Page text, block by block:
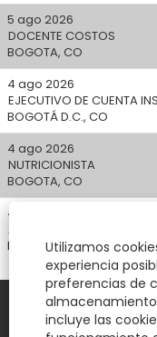
Utilizamos
experiencia
preferencias de
almacenamiento
incluye las
5 ago 2026
DOCENTE COSTOS
BOGOTA, CO
4 ago 2026
EJECUTIVO DE CUENTA
BOGOTÁ D.C., CO
4 ago 2026
NUTRICIONISTA
BOGOTA, CO
4 ago 2026
AUXILIAR ADMINISTRATIVO I
BOGOTA, CO